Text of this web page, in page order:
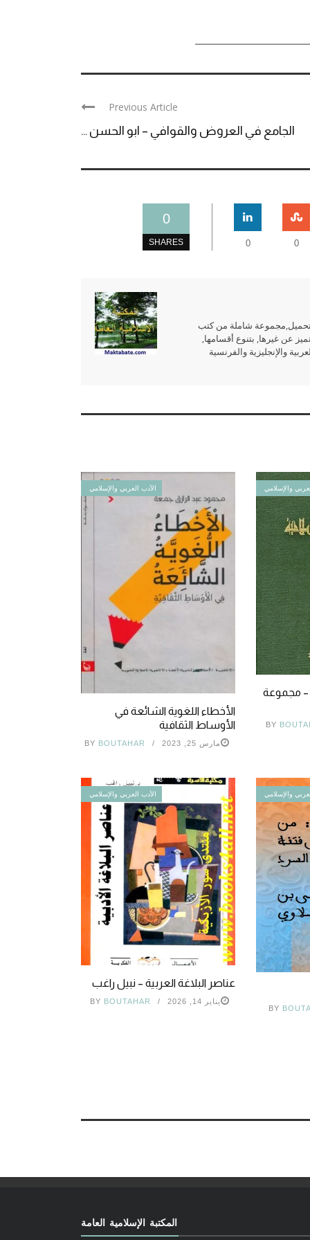
Previous Article
الجامع في العروض والقوافي – ابو الحسن ...
0
SHARES 0
0
شاملة من كتب
عن غيرها, بتنوع أقسامها,
والإنجليزية والفرنسية
الأدب العربي والإسلامي
الأخطاء اللغوية الشائعة في
الأوساط الثقافية
مارس 25, 2023 BY BOUTAHAR
والإسلامي
– مجموعة
BY
الأدب العربي والإسلامي
عناصر البلاغة العربية – نبيل راغب
يناير 14, 2026 BY BOUTAHAR
والإسلامي
BY
المكتبة الإسلامية العامة